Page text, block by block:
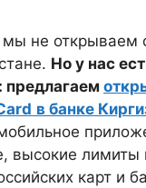
не открываем
Но у нас
предлагаем
в банке
высокие
карт и